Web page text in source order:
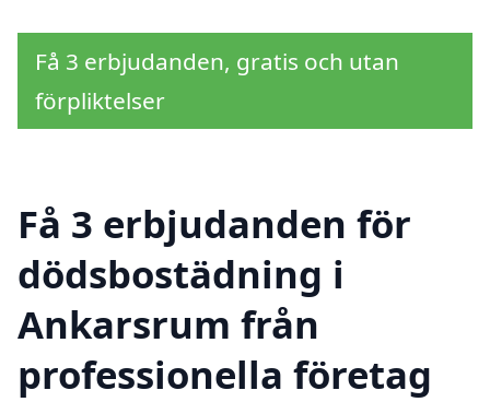
Få 3 erbjudanden, gratis och utan
förpliktelser
Få 3 erbjudanden för
dödsbostädning i
Ankarsrum från
professionella företag